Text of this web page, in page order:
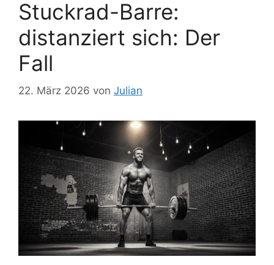
Stuckrad-Barre:
distanziert sich: Der
Fall
22. März 2026 von Julian